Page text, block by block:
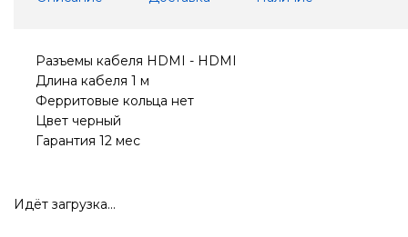
Разъемы кабеля HDMI - HDMI
Длина кабеля 1 м
Ферритовые кольца нет
Цвет черный
Гарантия 12 мес
Идёт загрузка...